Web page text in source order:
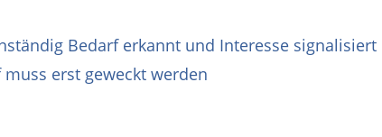
Bedarf erkannt und Interesse signalisiert
erst geweckt werden